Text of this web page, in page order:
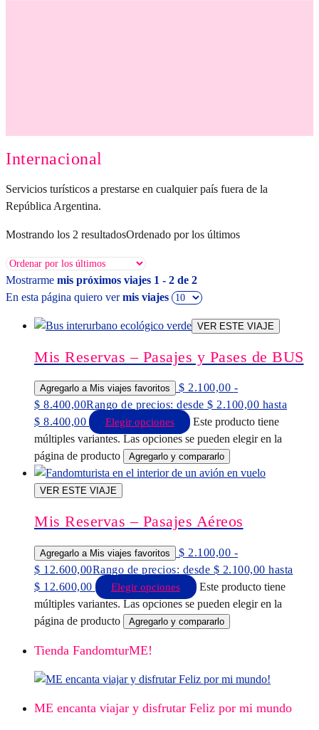
Internacional
Servicios turísticos a prestarse en cualquier país fuera de la
República Argentina.
Mostrando los 2 resultadosOrdenado por los últimos
Mostrarme mis próximos viajes 1 - 2 de 2
En esta página quiero vermis viajes
VER ESTE VIAJE
Mis Reservas – Pasajes y Pases de BUS
Agregarlo a Mis viajes favoritos $ 2.100,00 -
$ 8.400,00Rango de precios: desde $ 2.100,00 hasta
$ 8.400,00
Elegir opciones
Este producto tiene
múltiples variantes. Las opciones se pueden elegir en la
página de producto
Agregarlo y compararlo
VER ESTE VIAJE
Mis Reservas – Pasajes Aéreos
Agregarlo a Mis viajes favoritos $ 2.100,00 -
$ 12.600,00Rango de precios: desde $ 2.100,00 hasta
$ 12.600,00
Elegir opciones
Este producto tiene
múltiples variantes. Las opciones se pueden elegir en la
página de producto
Agregarlo y compararlo
Tienda FandomturME!
ME encanta viajar y disfrutar Feliz por mi mundo